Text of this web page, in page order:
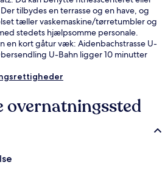
tilbydes en terrasse og en have, og
tæller vaskemaskine/tørretumbler og
stedets hjælpsomme personale.
en kort gåtur væk: Aidenbachstrasse U-
U-Bahn ligger 10 minutter
overnatningssted